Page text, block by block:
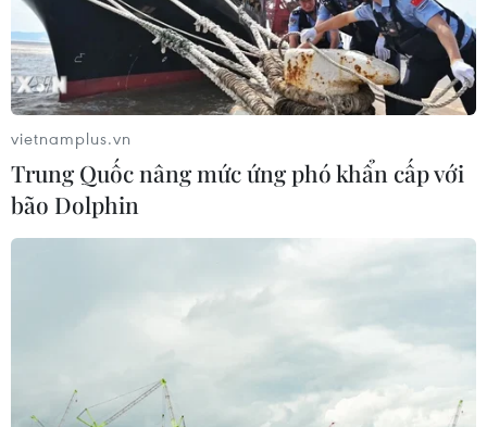
vietnamplus.vn
Trung Quốc nâng mức ứng phó khẩn cấp với
bão Dolphin